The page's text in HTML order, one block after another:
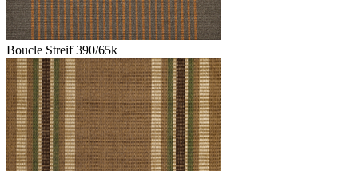
Boucle Streif 390/65k